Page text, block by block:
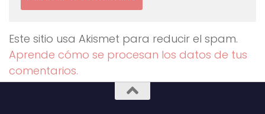
Este sitio usa Akismet para reducir el spam.
Aprende cómo se procesan los datos de tus
comentarios.